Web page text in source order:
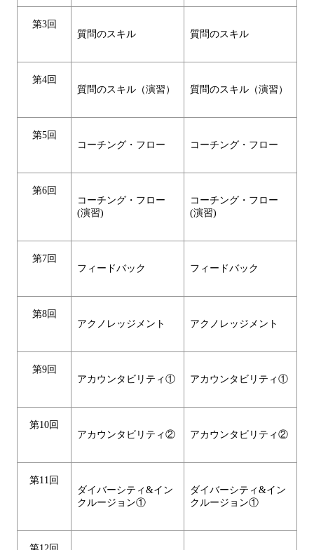
第3回
質問のスキル
質問のスキル
第4回
質問のスキル（演習）
質問のスキル（演習）
第5回
コーチング・フロー
コーチング・フロー
第6回
コーチング・フロー
(演習)
コーチング・フロー
(演習)
第7回
フィードバック
フィードバック
第8回
アクノレッジメント
アクノレッジメント
第9回
アカウンタビリティ①
アカウンタビリティ①
第10回
アカウンタビリティ②
アカウンタビリティ②
第11回
ダイバーシティ&イン
クルージョン①
ダイバーシティ&イン
クルージョン①